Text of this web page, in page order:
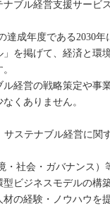
ブル経営支援サービ
達成年度である2030
」を掲げて、経済と
経営の戦略策定や
くありません。
サステナブル経営に
・社会・ガバナンス
ビジネスモデルの
の経験・ノウハウ